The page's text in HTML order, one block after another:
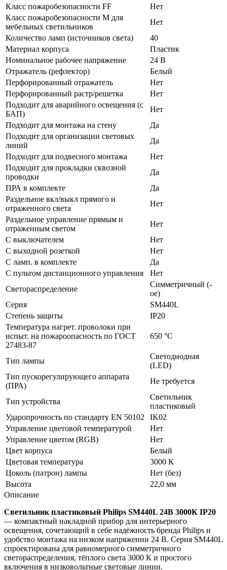
Класс пожаробезопасности FF
Нет
Класс пожаробезопасности М для
мебельных светильников
Нет
Количество ламп (источников света)
40
Материал корпуса
Пластик
Номинальное рабочее напряжение
24 В
Отражатель (рефлектор)
Белый
Перфорированный отражатель
Нет
Перфорированный растр/решетка
Нет
Подходит для аварийного освещения (с
БАП)
Нет
Подходит для монтажа на стену
Да
Подходит для организации световых
линий
Да
Подходит для подвесного монтажа
Нет
Подходит для прокладки сквозной
проводки
Да
ПРА в комплекте
Да
Раздельное вкл/выкл прямого и
отраженного света
Нет
Раздельное управление прямым и
отраженным светом
Нет
С выключателем
Нет
С выходной розеткой
Нет
С ламп. в комплекте
Да
С пультом дистанционного управления
Нет
Светораспределение
Симметричный (-
ое)
Серия
SM440L
Степень защиты
IP20
Температура нагрет. проволоки при
испыт. на пожароопасность по ГОСТ
27483-87
650 °C
Тип лампы
Светодиодная
(LED)
Тип пускорегулирующего аппарата
(ПРА)
Не требуется
Тип устройства
Светильник
пластиковый
Ударопрочность по стандарту EN 50102
IK02
Управление цветовой температурой
Нет
Управление цветом (RGB)
Нет
Цвет корпуса
Белый
Цветовая температура
3000 К
Цоколь (патрон) лампы
Нет (без)
Высота
22,0 мм
Описание
Светильник пластиковый Philips SM440L 24В 3000К IP20
— компактный накладной прибор для интерьерного
освещения, сочетающий в себе надёжность бренда Philips и
удобство монтажа на низком напряжении 24 В. Серия SM440L
спроектирована для равномерного симметричного
светораспределения, тёплого света 3000 К и простого
включения в низковольтные световые линии.